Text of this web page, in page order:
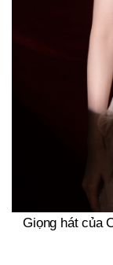
Giọng hát của